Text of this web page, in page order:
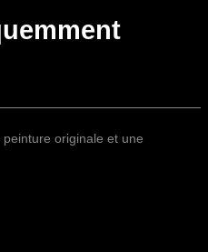
originale et une